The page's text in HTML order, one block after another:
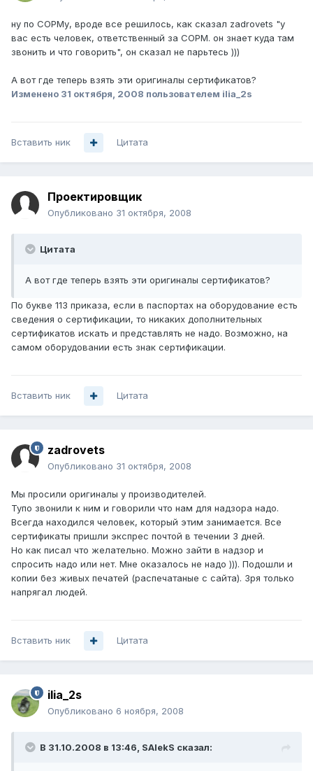
ну по СОРМу, вроде все решилось, как сказал zadrovets "у
вас есть человек, ответственный за СОРМ. он знает куда там
звонить и что говорить", он сказал не парьтесь )))
А вот где теперь взять эти оригиналы сертификатов?
Изменено 31 октября, 2008 пользователем ilia_2s
Вставить ник Цитата
Проектировщик
Опубликовано 31 октября, 2008
Цитата
А вот где теперь взять эти оригиналы сертификатов?
По букве 113 приказа, если в паспортах на оборудование есть
сведения о сертификации, то никаких дополнительных
сертификатов искать и представлять не надо. Возможно, на
самом оборудовании есть знак сертификации.
Вставить ник Цитата
zadrovets
Опубликовано 31 октября, 2008
Мы просили оригиналы у производителей.
Тупо звонили к ним и говорили что нам для надзора надо.
Всегда находился человек, который этим занимается. Все
сертификаты пришли экспрес почтой в течении 3 дней.
Но как писал что желательно. Можно зайти в надзор и
спросить надо или нет. Мне оказалось не надо ))). Подошли и
копии без живых печатей (распечатаные с сайта). Зря только
напрягал людей.
Вставить ник Цитата
ilia_2s
Опубликовано 6 ноября, 2008
В 31.10.2008 в 13:46, SAlekS сказал: